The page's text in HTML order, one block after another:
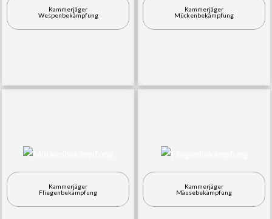
Kammerjäger
Wespenbekämpfung
Kammerjäger
Mückenbekämpfung
Kammerjäger
Fliegenbekämpfung
Kammerjäger
Mäusebekämpfung